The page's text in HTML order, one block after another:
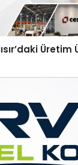
Üretim